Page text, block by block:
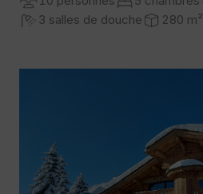
3 salles de douche
280 m²